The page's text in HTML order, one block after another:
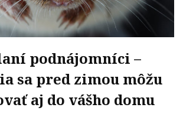
podnájomníci –
sa pred zimou môžu
aj do vášho domu